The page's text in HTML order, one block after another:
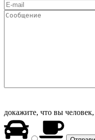
докажите, что вы